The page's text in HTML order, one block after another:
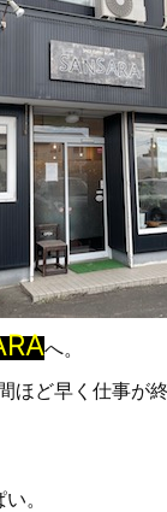
へ。
ほど早く仕事が終
。